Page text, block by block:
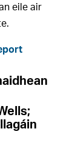
eile air